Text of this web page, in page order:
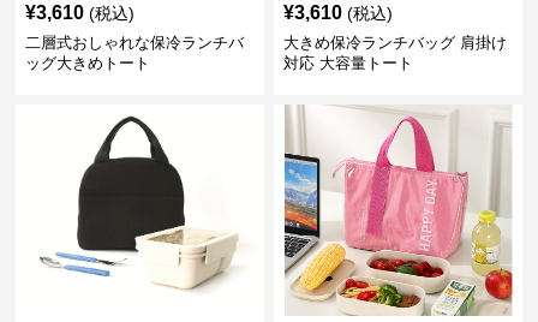
¥3,610 (税込)
二層式おしゃれな保冷ランチバ
ッグ大きめトート
¥3,610 (税込)
大きめ保冷ランチバッグ 肩掛け
対応 大容量トート